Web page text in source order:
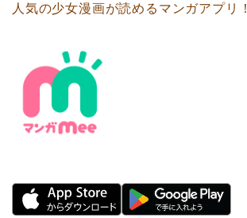
人気の少女漫画が読めるマンガアプリ！